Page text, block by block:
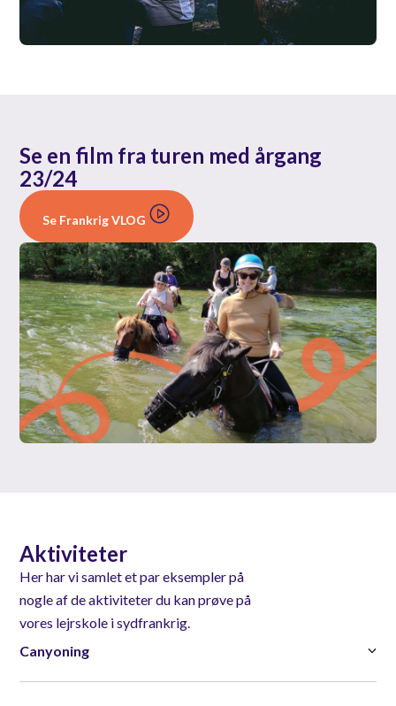
Se en film fra turen med årgang
23/24
Se Frankrig VLOG
Aktiviteter
Her har vi samlet et par eksempler på
nogle af de aktiviteter du kan prøve på
vores lejrskole i sydfrankrig.
Canyoning